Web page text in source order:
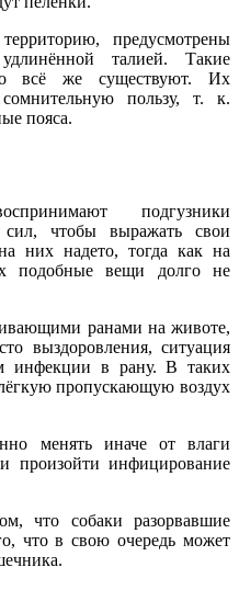
предусмотрены
талией. Такие
всё же существуют. Их
пользу, т. к.
пояса.
подгузники
чтобы выражать свои
них надето, тогда как на
подобные вещи долго не
ранами на животе,
выздоровления, ситуация
инфекции в рану. В таких
пропускающую воздух
менять иначе от влаги
произойти инфицирование
что собаки разорвавшие
что в свою очередь может